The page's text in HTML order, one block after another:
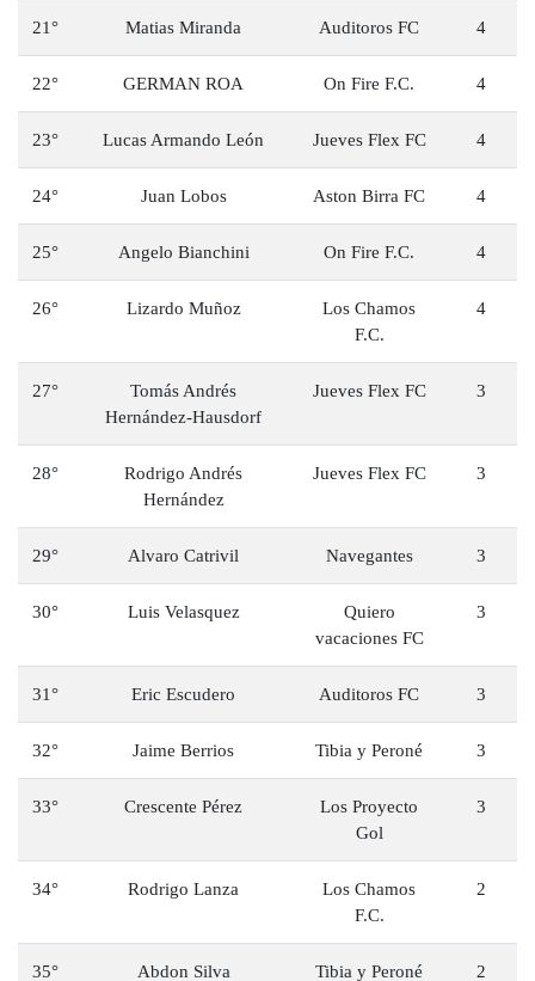
21° Matias Miranda Auditoros FC 4
22° GERMAN ROA On Fire F.C. 4
23° Lucas Armando León Jueves Flex FC 4
24° Juan Lobos Aston Birra FC 4
25° Angelo Bianchini On Fire F.C. 4
26° Lizardo Muñoz
Los Chamos
F.C.
4
27°
Tomás Andrés
Hernández-Hausdorf
Jueves Flex FC 3
28°
Rodrigo Andrés
Hernández
Jueves Flex FC 3
29° Alvaro Catrivil Navegantes 3
30° Luis Velasquez
Quiero
vacaciones FC
3
31° Eric Escudero Auditoros FC 3
32° Jaime Berrios Tibia y Peroné 3
33° Crescente Pérez
Los Proyecto
Gol
3
34° Rodrigo Lanza
Los Chamos
F.C.
2
35° Abdon Silva Tibia y Peroné 2